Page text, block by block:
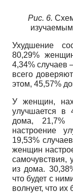
Рис. 6.
Ухудшение
80,29%
4,34% случаев
всего
этом, 45,57%
У женщин,
улучшается в
дома, 21,7%
настроение
19,53%
женщин
самочувствия,
из дома.
что будет с
волнует, что